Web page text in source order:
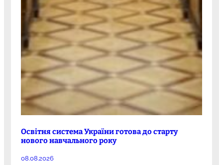
Освітня система України готова до старту
нового навчального року
08.08.2026